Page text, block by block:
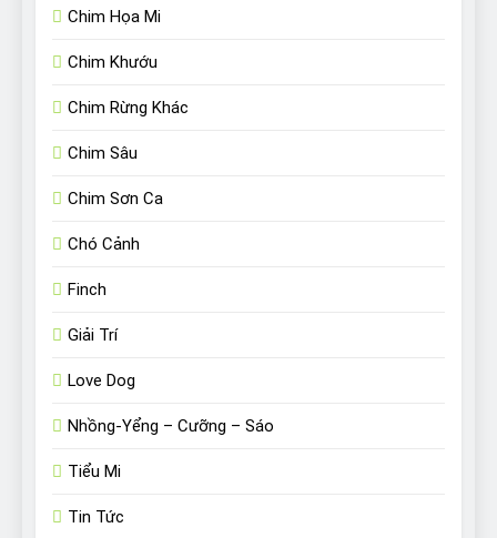
Chim Họa Mi
Chim Khướu
Chim Rừng Khác
Chim Sâu
Chim Sơn Ca
Chó Cảnh
Finch
Giải Trí
Love Dog
Nhồng-Yểng – Cưỡng – Sáo
Tiểu Mi
Tin Tức